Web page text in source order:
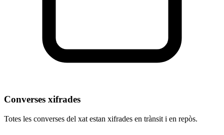
Converses xifrades
Totes les converses del xat estan xifrades en trànsit i en repòs.